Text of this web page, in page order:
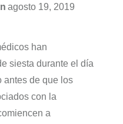
agosto 19, 2019
han
siesta durante el día
antes de que los
con la
a